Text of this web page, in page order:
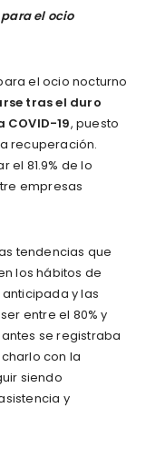
el ocio
el ocio nocturno
tras el duro
19, puesto
recuperación.
el 81.9% de lo
empresas
tendencias que
los hábitos de
y las
entre el 80% y
se registraba
con la
siendo
y